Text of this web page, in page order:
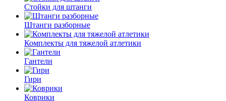
Стойки для штанги
Штанги разборные
Комплекты для тяжелой атлетики
Гантели
Гири
Коврики